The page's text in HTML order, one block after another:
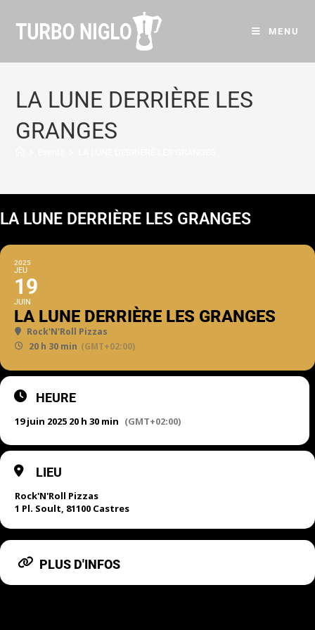
MENU
LA LUNE DERRIÈRE LES
GRANGES
LA LUNE DERRIÈRE LES GRANGES
2025
JEU
19
JUIN
LA LUNE DERRIÈRE LES GRANGES
Rock'N'Roll Pizzas
20 h 30 min (GMT+02:00)
HEURE
19 juin 2025 20 h 30 min (GMT+02:00)
LIEU
Rock'N'Roll Pizzas
1 Pl. Soult, 81100 Castres
PLUS D'INFOS